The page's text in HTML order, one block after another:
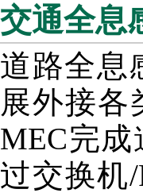
交通全息
道路全息
展外接各
MEC完
过交换机